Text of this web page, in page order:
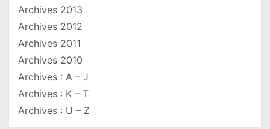
Archives 2013
Archives 2012
Archives 2011
Archives 2010
Archives : A – J
Archives : K – T
Archives : U – Z